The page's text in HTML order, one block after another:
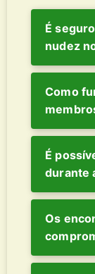
É
nudez
Como
É
durante
Os